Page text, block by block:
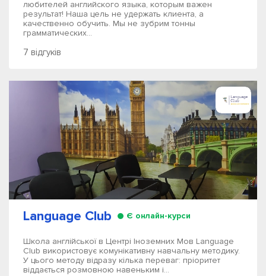
любителей английского языка, которым важен
результат! Наша цель не удержать клиента, а
качественно обучить. Мы не зубрим тонны
грамматических...
7 відгуків
Language Club Є онлайн-курси
Школа англійської в Центрі Іноземних Мов Language
Club використовує комунікативну навчальну методику.
У цього методу відразу кілька переваг: пріоритет
віддається розмовною навеньким і...